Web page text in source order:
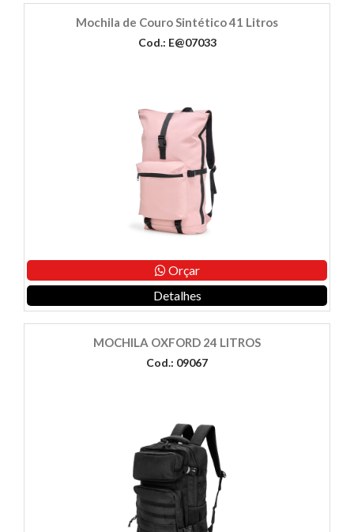
Mochila de Couro Sintético 41 Litros
Cod.: E@07033
Orçar
Detalhes
MOCHILA OXFORD 24 LITROS
Cod.: 09067